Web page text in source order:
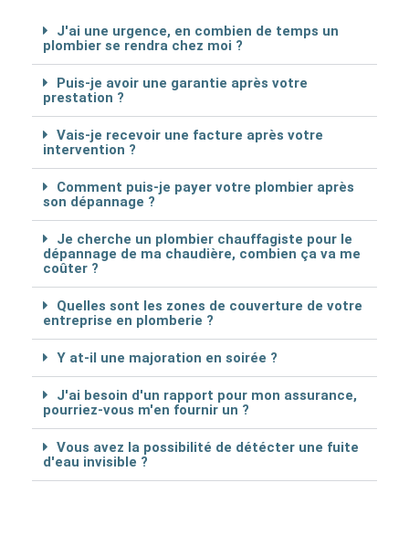
J'ai une urgence, en combien de temps un
plombier se rendra chez moi ?
Puis-je avoir une garantie après votre
prestation ?
Vais-je recevoir une facture après votre
intervention ?
Comment puis-je payer votre plombier après
son dépannage ?
Je cherche un plombier chauffagiste pour le
dépannage de ma chaudière, combien ça va me
coûter ?
Quelles sont les zones de couverture de votre
entreprise en plomberie ?
Y at-il une majoration en soirée ?
J'ai besoin d'un rapport pour mon assurance,
pourriez-vous m'en fournir un ?
Vous avez la possibilité de détécter une fuite
d'eau invisible ?